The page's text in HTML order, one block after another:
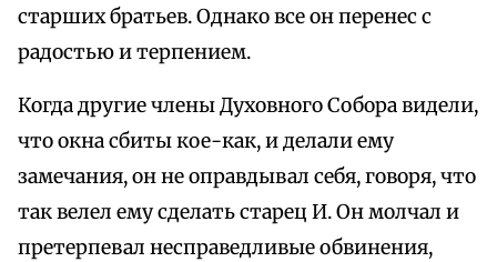
старших братьев. Однако все он перенес с
радостью и терпением.
Когда другие члены Духовного Собора видели,
что окна сбиты кое-как, и делали ему
замечания, он не оправдывал себя, говоря, что
так велел ему сделать старец И. Он молчал и
претерпевал несправедливые обвинения,